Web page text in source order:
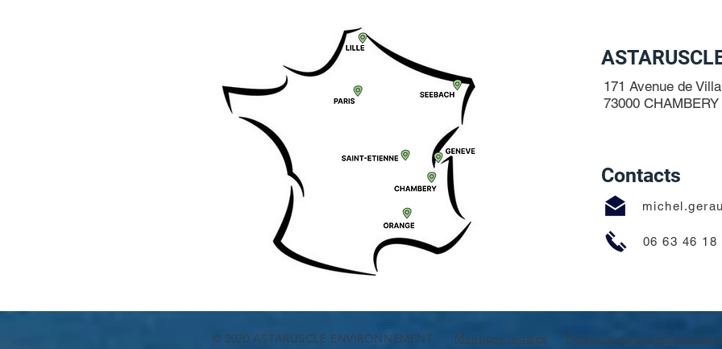
171 Avenue de
73000 CHAMBERY
Contacts
06 63 46 18
© 2020 ASTARUSCLE ENVIRONNEMENT Mentions légales Politique de confidentialité